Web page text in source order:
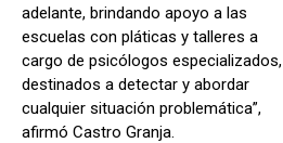
adelante, brindando apoyo a las
escuelas con pláticas y talleres a
cargo de psicólogos especializados,
destinados a detectar y abordar
cualquier situación problemática”,
afirmó Castro Granja.